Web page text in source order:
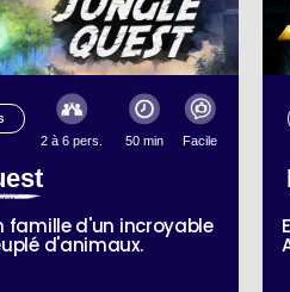
2 à 6 pers. 50 min Facile
famille d'un incroyable
d'animaux.